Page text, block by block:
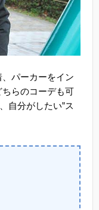
パーカーをイン
らのコーデも可
自分がしたい”ス